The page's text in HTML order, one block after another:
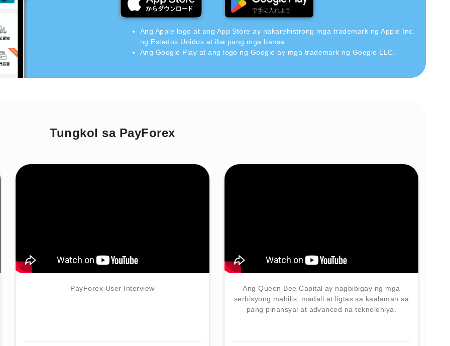
Ang Apple logo at ang App Store ay nakarehistrong mga trademark ng Apple Inc.
ng Estados Unidos at iba pang mga bansa.
Ang Google Play at ang logo ng Google ay mga trademark ng Google LLC.
Tungkol sa PayForex
PayForex User Interview
Ang Queen Bee Capital ay nagbibigay ng mga
serbisyong mabilis, madali at ligtas sa kaalaman sa
pang pinansyal at advanced na teknolohiya.